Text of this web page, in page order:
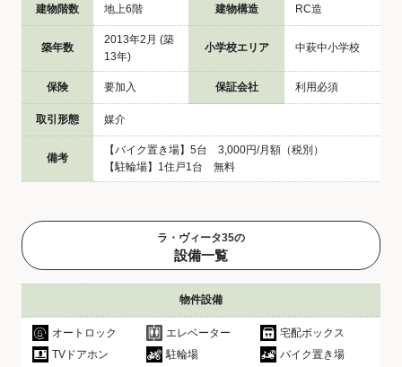
建物階数 地上6階 建物構造 RC造
築年数
2013年2月 (築
13年)
小学校エリア 中萩中小学校
保険 要加入 保証会社 利用必須
取引形態 媒介
備考
【バイク置き場】5台 3,000円/月額（税別）
【駐輪場】1住戸1台 無料
ラ・ヴィータ35の
設備一覧
物件設備
オートロック エレベーター
宅配ボックス
TVドアホン
駐輪場 バイク置き場